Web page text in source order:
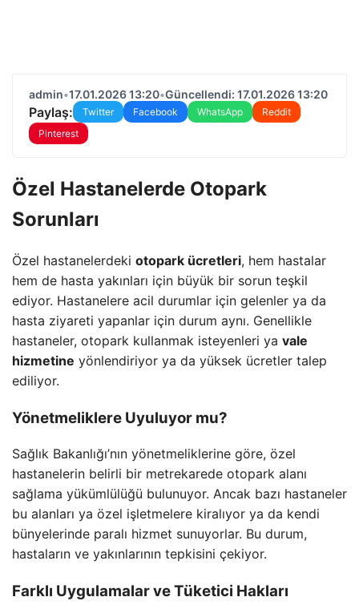
admin•17.01.2026 13:20•Güncellendi: 17.01.2026 13:20
Paylaş: Twitter Facebook WhatsApp
Reddit
Pinterest
Özel Hastanelerde Otopark
Sorunları
Özel hastanelerdeki otopark ücretleri, hem hastalar
hem de hasta yakınları için büyük bir sorun teşkil
ediyor. Hastanelere acil durumlar için gelenler ya da
hasta ziyareti yapanlar için durum aynı. Genellikle
hastaneler, otopark kullanmak isteyenleri ya vale
hizmetine yönlendiriyor ya da yüksek ücretler talep
ediliyor.
Yönetmeliklere Uyuluyor mu?
Sağlık Bakanlığı’nın yönetmeliklerine göre, özel
hastanelerin belirli bir metrekarede otopark alanı
sağlama yükümlülüğü bulunuyor. Ancak bazı hastaneler
bu alanları ya özel işletmelere kiralıyor ya da kendi
bünyelerinde paralı hizmet sunuyorlar. Bu durum,
hastaların ve yakınlarının tepkisini çekiyor.
Farklı Uygulamalar ve Tüketici Hakları